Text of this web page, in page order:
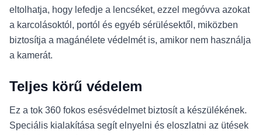
eltolhatja, hogy lefedje a lencséket, ezzel megóvva azokat
a karcolásoktól, portól és egyéb sérülésektől, miközben
biztosítja a magánélete védelmét is, amikor nem használja
a kamerát.
Teljes körű védelem
Ez a tok 360 fokos esésvédelmet biztosít a készülékének.
Speciális kialakítása segít elnyelni és eloszlatni az ütések